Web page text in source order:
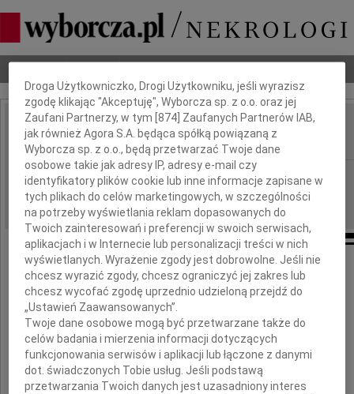
IMIĘ I NAZWISKO: Marek Dietrich
REGION: Warszawa
DATA EMISJI: 04.08.2009
31 lipca 2009 roku zmarł
prof. dr hab. inż.
Marek Dietrich
Dbamy o Twoją prywatność
Droga Użytkowniczko, Drogi Użytkowniku, jeśli wyrazisz
zgodę klikając "Akceptuję", Wyborcza sp. z o.o. oraz jej
Zaufani Partnerzy, w tym [874] Zaufanych Partnerów IAB,
jak również Agora S.A. będąca spółką powiązaną z
Wyborcza sp. z o.o., będą przetwarzać Twoje dane
osobowe takie jak adresy IP, adresy e-mail czy
identyfikatory plików cookie lub inne informacje zapisane w
tych plikach do celów marketingowych, w szczególności
na potrzeby wyświetlania reklam dopasowanych do
Twoich zainteresowań i preferencji w swoich serwisach,
aplikacjach i w Internecie lub personalizacji treści w nich
wyświetlanych. Wyrażenie zgody jest dobrowolne. Jeśli nie
chcesz wyrazić zgody, chcesz ograniczyć jej zakres lub
chcesz wycofać zgodę uprzednio udzieloną przejdź do
„Ustawień Zaawansowanych”.
Twoje dane osobowe mogą być przetwarzane także do
celów badania i mierzenia informacji dotyczących
funkcjonowania serwisów i aplikacji lub łączone z danymi
dot. świadczonych Tobie usług. Jeśli podstawą
przetwarzania Twoich danych jest uzasadniony interes